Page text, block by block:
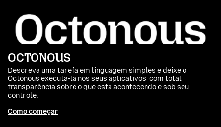
OCTONOUS
Descreva uma tarefa em linguagem simples e deixe o
Octonous executá-la nos seus aplicativos, com total
transparência sobre o que está acontecendo e sob seu
controle.
Como começar